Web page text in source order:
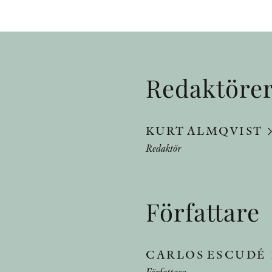
KURT ALMQVIST
Redaktör
Författare
CARLOS ESCUDÉ